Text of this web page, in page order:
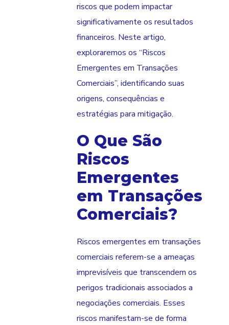
riscos que podem impactar
significativamente os resultados
financeiros. Neste artigo,
exploraremos os “Riscos
Emergentes em Transações
Comerciais”, identificando suas
origens, consequências e
estratégias para mitigação.
O Que São
Riscos
Emergentes
em Transações
Comerciais?
Riscos emergentes em transações
comerciais referem-se a ameaças
imprevisíveis que transcendem os
perigos tradicionais associados a
negociações comerciais. Esses
riscos manifestam-se de forma